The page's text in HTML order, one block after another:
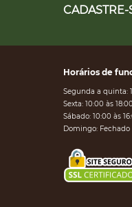
Horários de
Segunda a quinta:
Sexta: 10:00 às 18:00
Sábado: 10:00 às
Domingo: Fechado